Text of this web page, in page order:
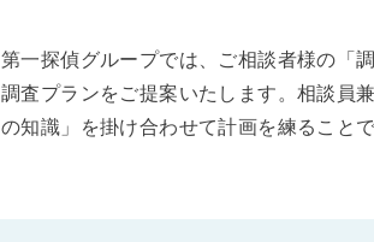
第一探偵グループでは、ご相談者様の「
調査プランをご提案いたします。相談員
の知識」を掛け合わせて計画を練ること